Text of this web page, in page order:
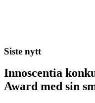
Siste nytt
Innoscentia
Award med sin